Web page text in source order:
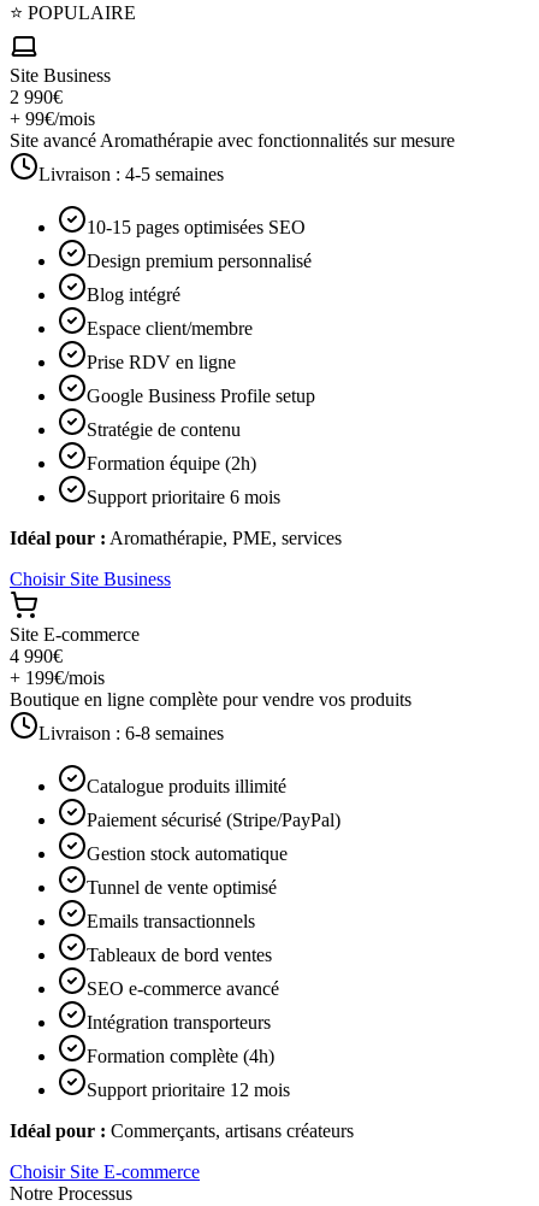
⭐ POPULAIRE
Site Business
2 990€
+ 99€/mois
Site avancé Aromathérapie avec fonctionnalités sur mesure
Livraison : 4-5 semaines
10-15 pages optimisées SEO
Design premium personnalisé
Blog intégré
Espace client/membre
Prise RDV en ligne
Google Business Profile setup
Stratégie de contenu
Formation équipe (2h)
Support prioritaire 6 mois
Idéal pour : Aromathérapie, PME, services
Choisir Site Business
Site E-commerce
4 990€
+ 199€/mois
Boutique en ligne complète pour vendre vos produits
Livraison : 6-8 semaines
Catalogue produits illimité
Paiement sécurisé (Stripe/PayPal)
Gestion stock automatique
Tunnel de vente optimisé
Emails transactionnels
Tableaux de bord ventes
SEO e-commerce avancé
Intégration transporteurs
Formation complète (4h)
Support prioritaire 12 mois
Idéal pour : Commerçants, artisans créateurs
Choisir Site E-commerce
Notre Processus